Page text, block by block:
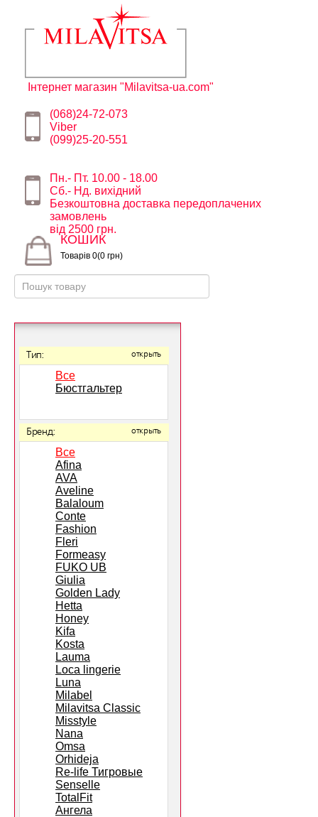
Інтернет магазин "Milavitsa-ua.com"
(068)24-72-073
Viber
(099)25-20-551
Пн.- Пт. 10.00 - 18.00
Сб.- Нд. вихідний
Безкоштовна доставка передоплачених
замовлень
від 2500 грн.
КОШИК
Товарів 0(0 грн)
Тип: открыть
Все
Бюстгальтер
Бренд: открыть
Все
Afina
AVA
Aveline
Balaloum
Conte
Fashion
Fleri
Formeasy
FUKO UB
Giulia
Golden Lady
Hetta
Honey
Kifa
Kosta
Lauma
Loca lingerie
Luna
Milabel
Milavitsa Classic
Misstyle
Nana
Omsa
Orhideja
Re-life Тигровые
Senselle
TotalFit
Ангела